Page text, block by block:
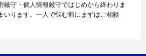
厳守・個人情報厳守ではじめから終わりま
いります。一人で悩む前にまずはご相談